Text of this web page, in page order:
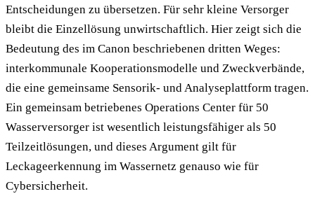
Entscheidungen zu übersetzen. Für sehr kleine Versorger
bleibt die Einzellösung unwirtschaftlich. Hier zeigt sich die
Bedeutung des im Canon beschriebenen dritten Weges:
interkommunale Kooperationsmodelle und Zweckverbände,
die eine gemeinsame Sensorik- und Analyseplattform tragen.
Ein gemeinsam betriebenes Operations Center für 50
Wasserversorger ist wesentlich leistungsfähiger als 50
Teilzeitlösungen, und dieses Argument gilt für
Leckageerkennung im Wassernetz genauso wie für
Cybersicherheit.